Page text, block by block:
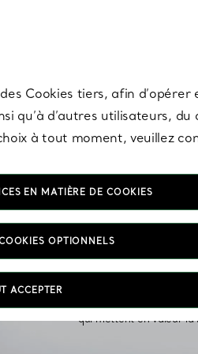
Bagues en
Découvrez notre
qui mettent en valeur
Cookies tiers, afin
qu’à d’autres utilisateurs,
à tout moment, veuillez
EN MATIÈRE DE COOKIES
OPTIONNELS
ACCEPTER